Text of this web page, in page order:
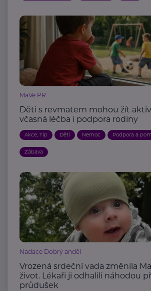
MaVe PR
Děti s revmatem mohou žít
včasná léčba i podpora rodiny
Akce, Tip Děti Nemoc Podpora a
Zábava
Nadace Dobrý anděl
Vrozená srdeční vada změnila
život. Lékaři ji odhalili náhodou
průdušek